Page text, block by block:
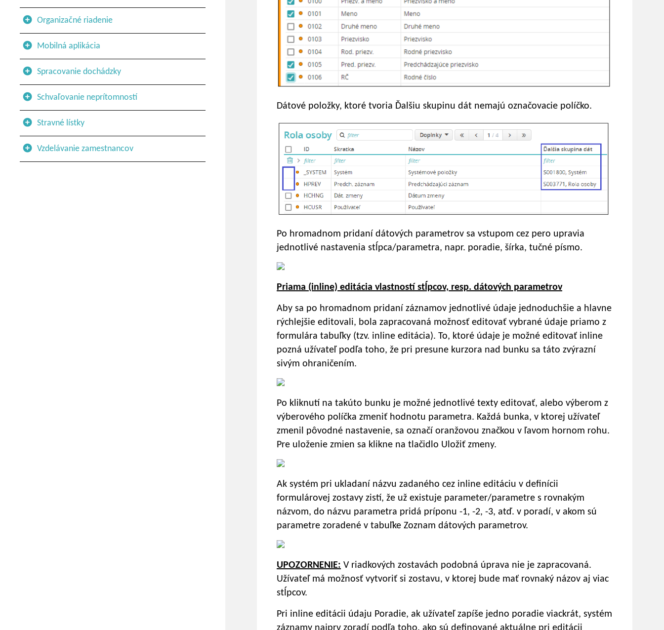
Organizačné riadenie
Mobilná aplikácia
Spracovanie dochádzky
Schvaľovanie neprítomností
Stravné lístky
Vzdelávanie zamestnancov
Dátové položky, ktoré tvoria Ďalšiu skupinu dát nemajú označovacie políčko.
Po hromadnom pridaní dátových parametrov sa vstupom cez pero upravia
jednotlivé nastavenia stĺpca/parametra, napr. poradie, šírka, tučné písmo.
Priama (inline) editácia vlastností stĺpcov, resp. dátových parametrov
Aby sa po hromadnom pridaní záznamov jednotlivé údaje jednoduchšie a hlavne
rýchlejšie editovali, bola zapracovaná možnosť editovať vybrané údaje priamo z
formulára tabuľky (tzv. inline editácia). To, ktoré údaje je možné editovať inline
pozná užívateľ podľa toho, že pri presune kurzora nad bunku sa táto zvýrazní
sivým ohraničením.
Po kliknutí na takúto bunku je možné jednotlivé texty editovať, alebo výberom z
výberového políčka zmeniť hodnotu parametra. Každá bunka, v ktorej užívateľ
zmenil pôvodné nastavenie, sa označí oranžovou značkou v ľavom hornom rohu.
Pre uloženie zmien sa klikne na tlačidlo Uložiť zmeny.
Ak systém pri ukladaní názvu zadaného cez inline editáciu v definícii
formulárovej zostavy zistí, že už existuje parameter/parametre s rovnakým
názvom, do názvu parametra pridá príponu -1, -2, -3, atď. v poradí, v akom sú
parametre zoradené v tabuľke Zoznam dátových parametrov.
UPOZORNENIE: V riadkových zostavách podobná úprava nie je zapracovaná.
Užívateľ má možnosť vytvoriť si zostavu, v ktorej bude mať rovnaký názov aj viac
stĺpcov.
Pri inline editácii údaju Poradie, ak užívateľ zapíše jedno poradie viackrát, systém